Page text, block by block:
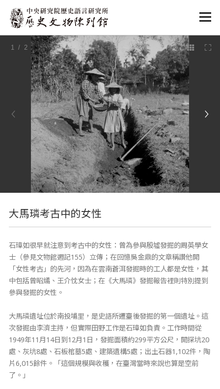
:::
1 / 2
大馬璘考古中的女性
石璋如很早就注意到考古中的女性：曾為參與殷墟發掘的周英學女
士（參見文物館週記155）立傳；在回憶吳金鼎的文章稱讚他開
「女性考古」的先河，因為在雲南蒼洱發掘時的工人都是女性，其
中包括曾昭燏、王介忱女士；在《大馬璘》發掘報告裡則特別提到
參與發掘的女性。
大馬璘遺址位於南投埔里，是史語所遷臺後發掘的第一個遺址。這
次發掘由李濟主持，但實際田野工作是石璋如負責。工作時間從
1949年11月14日到12月1日，發掘面積約299平方公尺，開探坑20
處、灰坑8處、石板棺墓5處、建築遺構5處；出土石器1,102件，陶
片6,015餘件。「這個規模與收穫，在臺灣當時來說也算是空前
了。」